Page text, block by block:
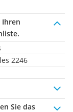
Ihren
2246
Sie das